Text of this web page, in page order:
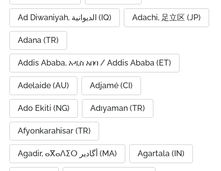
Ad Diwaniyah, الديوانية (IQ) Adachi, 足立区 (JP)
Adana (TR)
Addis Ababa, አዲስ አበባ / Addis Ababa (ET)
Adelaide (AU) Adjamé (CI)
Ado Ekiti (NG) Adıyaman (TR)
Afyonkarahisar (TR)
Agadir, ⴰⴳⴰⴷⵉⵔ أگادیر (MA) Agartala (IN)